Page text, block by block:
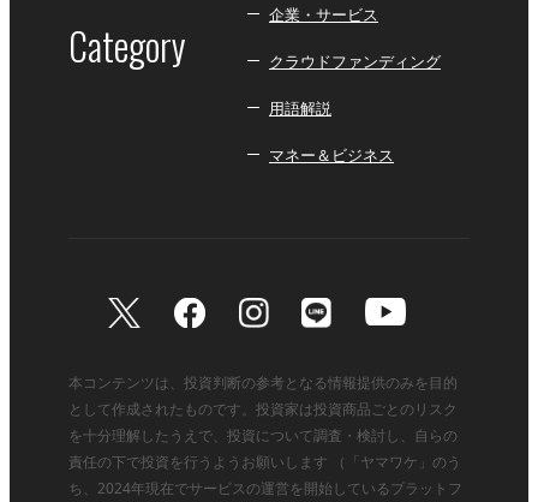
Category
企業・サービス
クラウドファンディング
用語解説
マネー＆ビジネス
本コンテンツは、投資判断の参考となる情報提供のみを目的
として作成されたものです。投資家は投資商品ごとのリスク
を十分理解したうえで、投資について調査・検討し、自らの
責任の下で投資を行うようお願いします （「ヤマワケ」のう
ち、2024年現在でサービスの運営を開始しているプラットフ